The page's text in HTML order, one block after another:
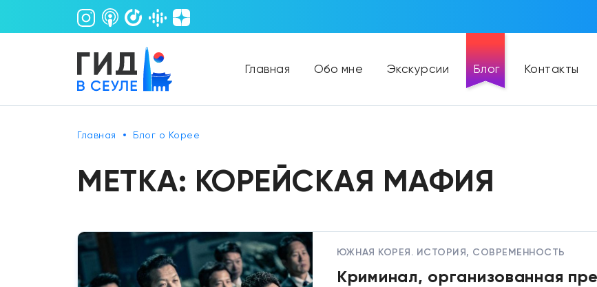
Главная Обо мне Экскурсии Блог Контакты
Главная Блог о Корее
МЕТКА: КОРЕЙСКАЯ МАФИЯ
ЮЖНАЯ КОРЕЯ. ИСТОРИЯ, СОВРЕМЕННОСТЬ
Криминал, организованная